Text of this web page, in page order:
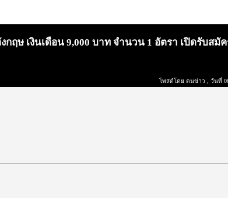
ฤษ เงินเดือน 9,000 บาท จำนวน 1 อัตรา เปิดรับสมั
โพสต์โดย ตนข่าว , วันที่